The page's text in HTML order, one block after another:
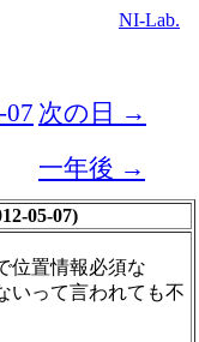
NI-Lab.
07 次の日 →
一年後 →
05-07)
位置情報必須な
って言われても不